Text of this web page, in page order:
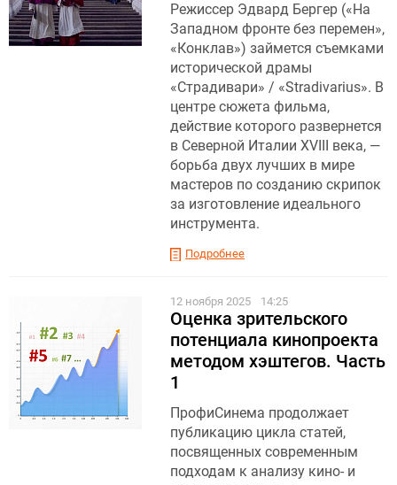
Режиссер Эдвард Бергер («На
Западном фронте без перемен»,
«Конклав») займется съемками
исторической драмы
«Страдивари» / «Stradivarius». В
центре сюжета фильма,
действие которого развернется
в Северной Италии XVIII века, —
борьба двух лучших в мире
мастеров по созданию скрипок
за изготовление идеального
инструмента.
Подробнее
12 ноября 2025 14:25
Оценка зрительского
потенциала кинопроекта
методом хэштегов. Часть
1
ПрофиСинема продолжает
публикацию цикла статей,
посвященных современным
подходам к анализу кино- и